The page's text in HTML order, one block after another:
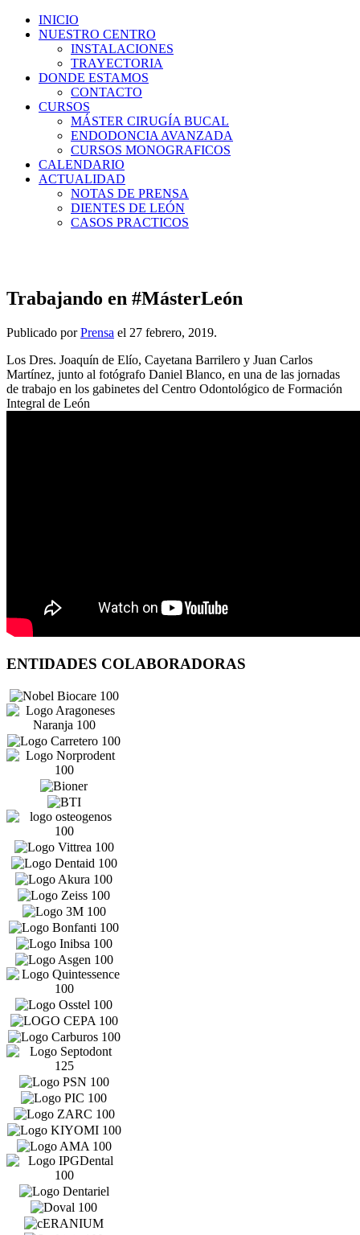
INICIO
NUESTRO CENTRO
INSTALACIONES
TRAYECTORIA
DONDE ESTAMOS
CONTACTO
CURSOS
MÁSTER CIRUGÍA BUCAL
ENDODONCIA AVANZADA
CURSOS MONOGRAFICOS
CALENDARIO
ACTUALIDAD
NOTAS DE PRENSA
DIENTES DE LEÓN
CASOS PRACTICOS
Trabajando en #MásterLeón
Publicado porPrensa el 27 febrero, 2019.
Los Dres. Joaquín de Elío, Cayetana Barrilero y Juan Carlos
Martínez, junto al fotógrafo Daniel Blanco, en una de las jornadas
de trabajo en los gabinetes del Centro Odontológico de Formación
Integral de León
ENTIDADES COLABORADORAS